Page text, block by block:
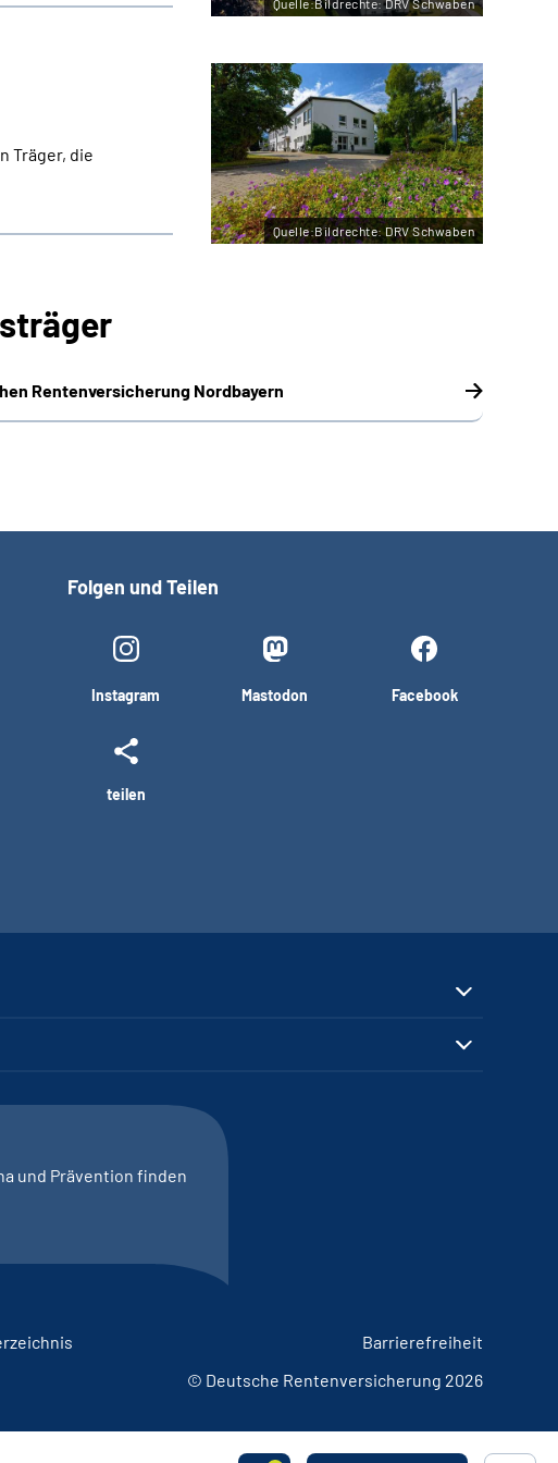
Quelle:Bildrechte: DRV Schwaben
Träger, die
Quelle:Bildrechte: DRV Schwaben
Rentenversicherung Nordbayern
Folgen und Teilen
Instagram Mastodon Facebook
teilen
und Prävention finden
Barrierefreiheit
© Deutsche Rentenversicherung 2026